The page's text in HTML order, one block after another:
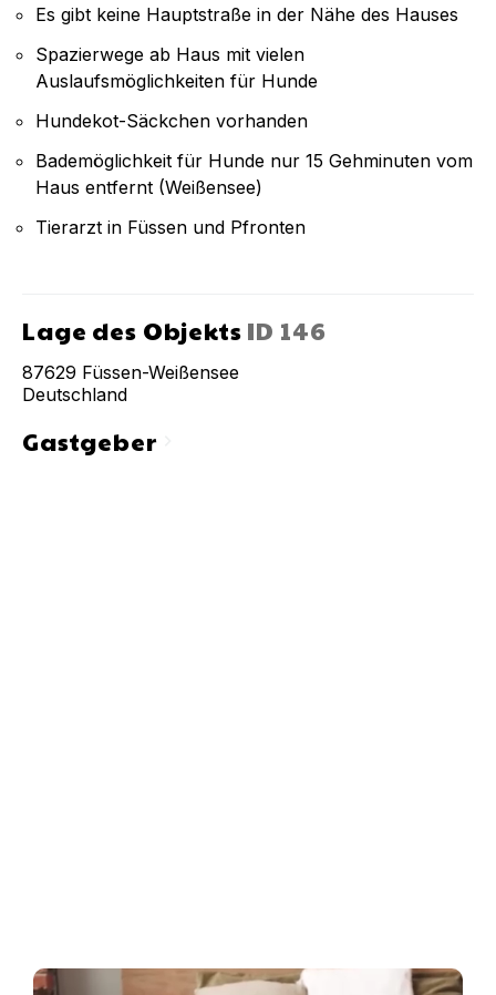
Es gibt keine Hauptstraße in der Nähe des Hauses
Spazierwege ab Haus mit vielen
Auslaufsmöglichkeiten für Hunde
Hundekot-Säckchen vorhanden
Bademöglichkeit für Hunde nur 15 Gehminuten vom
Haus entfernt (Weißensee)
Tierarzt in Füssen und Pfronten
Lage des Objekts ID 146
87629 Füssen-Weißensee
Deutschland
Gastgeberchevron_right